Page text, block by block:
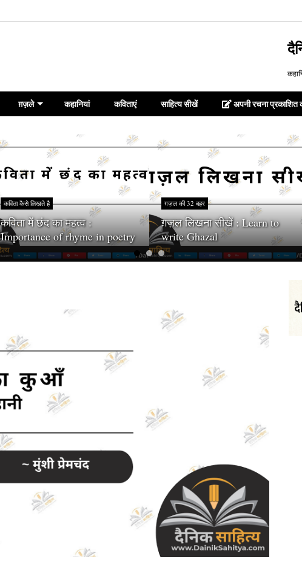
ग़ज़ले कहानियां कविताएं साहित्य सीखें अपनी रचना प्रकाशित
कविता कैसे लिखते है
कविता में छंद का महत्व :
Importance of rhyme in poetry
ग़ज़ल की 32 बहर
ग़ज़ल लिखना सीखें : Learn to
write Ghazal